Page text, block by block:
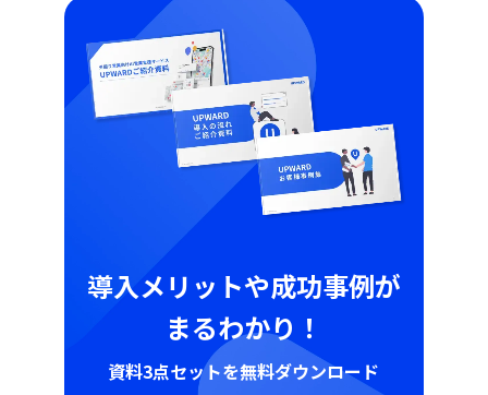
導入メリットや成功事例が
まるわかり！
資料3点セットを無料ダウンロード